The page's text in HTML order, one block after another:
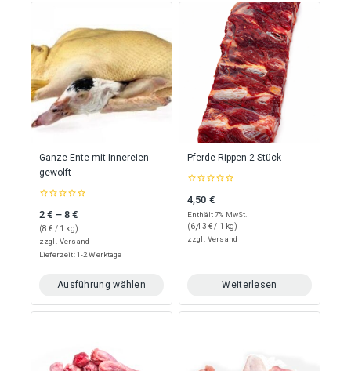
mehrere
Varianten
auf.
Die
Optionen
können
auf
Produktseite
gewählt
werden
mehrere
Varianten
Optionen
können
auf
der
Produktseite
gewählt
Ganze Ente mit Innereien
gewolft
out
of
5
2€ – 8€Preisspanne: 2 € bis 8 €
(8€ / 1 kg)
zzgl. Versand
Lieferzeit: 1-2 Werktage
Ausführung wählen
Dieses
Varianten
Pferde Rippen 2 Stück
out
of
5
4,50 €
Enthält 7% MwSt.
(6,43 €/ 1 kg)
zzgl. Versand
Weiterlesen